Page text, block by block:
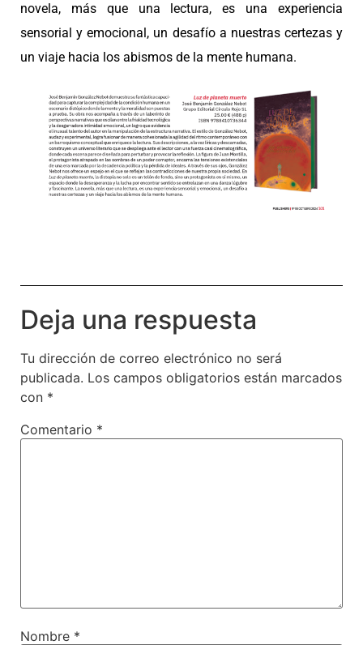
novela, más que una lectura, es una experiencia
sensorial y emocional, un desafío a nuestras certezas y
un viaje hacia los abismos de la mente humana.
Deja una respuesta
Tu dirección de correo electrónico no será
publicada. Los campos obligatorios están marcados
con *
Comentario *
Nombre *